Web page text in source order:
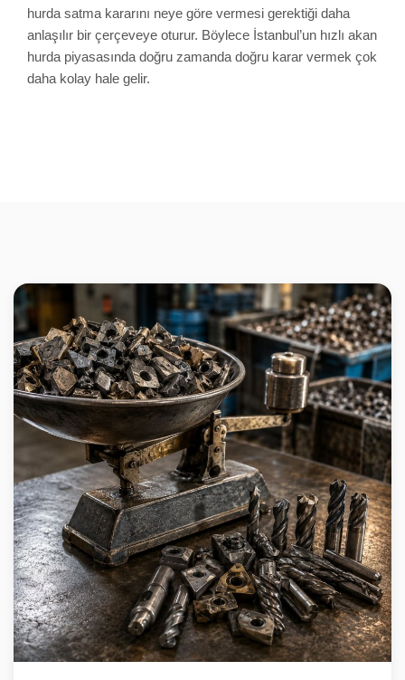
hurda satma kararını neye göre vermesi gerektiği daha
anlaşılır bir çerçeveye oturur. Böylece İstanbul’un hızlı akan
hurda piyasasında doğru zamanda doğru karar vermek çok
daha kolay hale gelir.